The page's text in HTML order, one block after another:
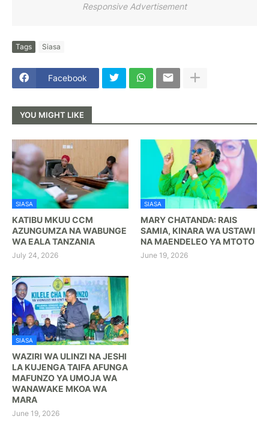
Responsive Advertisement
Tags Siasa
Facebook
YOU MIGHT LIKE
SIASA
KATIBU MKUU CCM
AZUNGUMZA NA WABUNGE
WA EALA TANZANIA
July 24, 2026
SIASA
MARY CHATANDA: RAIS
SAMIA, KINARA WA USTAWI
NA MAENDELEO YA MTOTO
June 19, 2026
SIASA
WAZIRI WA ULINZI NA JESHI
LA KUJENGA TAIFA AFUNGA
MAFUNZO YA UMOJA WA
WANAWAKE MKOA WA
MARA
June 19, 2026